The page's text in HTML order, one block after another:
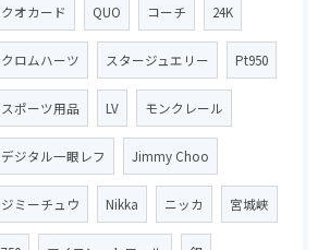
クオカード QUO コーチ 24K
クロムハーツ スタージュエリー Pt950
スポーツ用品 LV モンクレール
デジタル一眼レフ Jimmy Choo
ジミーチュウ Nikka ニッカ 宮城峡